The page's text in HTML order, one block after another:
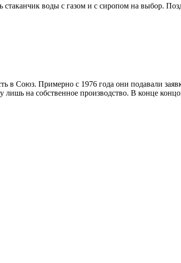
воды с газом и с сиропом на выбор.
в Союз. Примерно с 1976 года они подавали
на собственное производство. В конце